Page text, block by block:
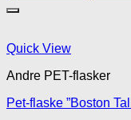
Quick View
Andre PET-flasker
Pet-flaske ”Boston